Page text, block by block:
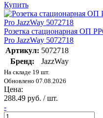
Купить
Розетка стационарная ОП
Pro JazzWay 5072718
Артикул: 5072718
Бренд:
JazzWay
На складе 19 шт.
Обновлено 07.08.2026
Цена:
288.49 руб. / шт.
-